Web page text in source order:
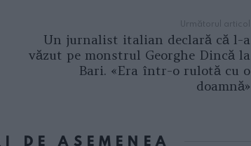
Următorul articol
Un jurnalist italian declară că l-a
văzut pe monstrul Georghe Dincă la
Bari. «Era într-o rulotă cu o
doamnă»
DE ASEMENEA